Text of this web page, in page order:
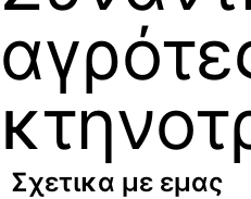
Σχετικα με εμας